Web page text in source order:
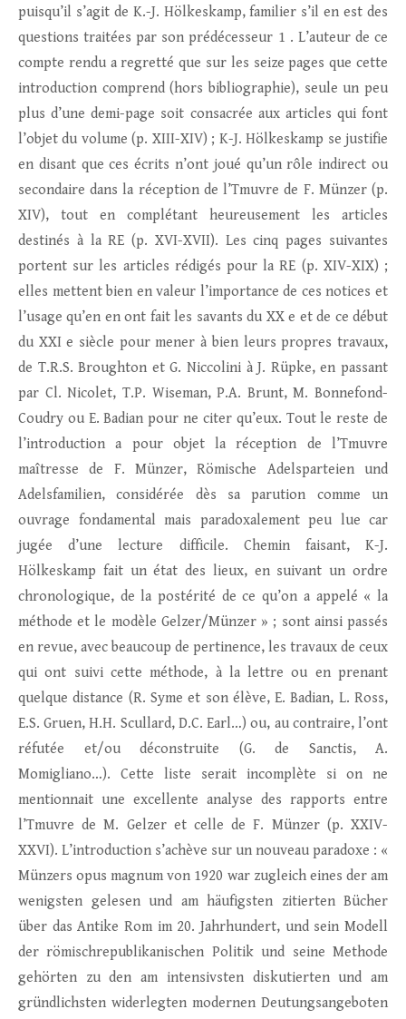
puisqu’il s’agit de K.-J. Hölkeskamp, familier s’il en est des
questions traitées par son prédécesseur 1 . L’auteur de ce
compte rendu a regretté que sur les seize pages que cette
introduction comprend (hors bibliographie), seule un peu
plus d’une demi-page soit consacrée aux articles qui font
l’objet du volume (p. XIII-XIV) ; K-J. Hölkeskamp se justifie
en disant que ces écrits n’ont joué qu’un rôle indirect ou
secondaire dans la réception de l’Tmuvre de F. Münzer (p.
XIV), tout en complétant heureusement les articles
destinés à la RE (p. XVI-XVII). Les cinq pages suivantes
portent sur les articles rédigés pour la RE (p. XIV-XIX) ;
elles mettent bien en valeur l’importance de ces notices et
l’usage qu’en en ont fait les savants du XX e et de ce début
du XXI e siècle pour mener à bien leurs propres travaux,
de T.R.S. Broughton et G. Niccolini à J. Rüpke, en passant
par Cl. Nicolet, T.P. Wiseman, P.A. Brunt, M. Bonnefond-
Coudry ou E. Badian pour ne citer qu’eux. Tout le reste de
l’introduction a pour objet la réception de l’Tmuvre
maîtresse de F. Münzer, Römische Adelsparteien und
Adelsfamilien, considérée dès sa parution comme un
ouvrage fondamental mais paradoxalement peu lue car
jugée d’une lecture difficile. Chemin faisant, K-J.
Hölkeskamp fait un état des lieux, en suivant un ordre
chronologique, de la postérité de ce qu’on a appelé « la
méthode et le modèle Gelzer/Münzer » ; sont ainsi passés
en revue, avec beaucoup de pertinence, les travaux de ceux
qui ont suivi cette méthode, à la lettre ou en prenant
quelque distance (R. Syme et son élève, E. Badian, L. Ross,
E.S. Gruen, H.H. Scullard, D.C. Earl…) ou, au contraire, l’ont
réfutée et/ou déconstruite (G. de Sanctis, A.
Momigliano…). Cette liste serait incomplète si on ne
mentionnait une excellente analyse des rapports entre
l’Tmuvre de M. Gelzer et celle de F. Münzer (p. XXIV-
XXVI). L’introduction s’achève sur un nouveau paradoxe : «
Münzers opus magnum von 1920 war zugleich eines der am
wenigsten gelesen und am häufigsten zitierten Bücher
über das Antike Rom im 20. Jahrhundert, und sein Modell
der römischrepublikanischen Politik und seine Methode
gehörten zu den am intensivsten diskutierten und am
gründlichsten widerlegten modernen Deutungsangeboten